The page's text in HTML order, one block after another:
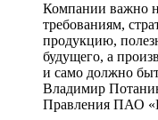
Компании важно
требованиям,
продукцию,
будущего, а
и само должно
Владимир
Правления ПАО